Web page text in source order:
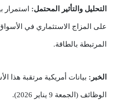
التحليل والتأثير المحتمل: استمرار
على المزاج الاستثماري في
المرتبطة بالطاقة.
الخبر: بيانات أمريكية مرتقبة هذا
الوظائف (الجمعة 9 يناير 2026).